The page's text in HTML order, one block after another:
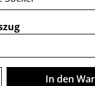
auswählen
Gib den
In den